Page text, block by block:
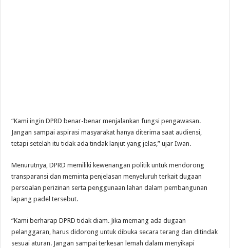
“Kami ingin DPRD benar-benar menjalankan fungsi pengawasan.
Jangan sampai aspirasi masyarakat hanya diterima saat audiensi,
tetapi setelah itu tidak ada tindak lanjut yang jelas,” ujar Iwan.
Menurutnya, DPRD memiliki kewenangan politik untuk mendorong
transparansi dan meminta penjelasan menyeluruh terkait dugaan
persoalan perizinan serta penggunaan lahan dalam pembangunan
lapang padel tersebut.
“Kami berharap DPRD tidak diam. Jika memang ada dugaan
pelanggaran, harus didorong untuk dibuka secara terang dan ditindak
sesuai aturan. Jangan sampai terkesan lemah dalam menyikapi